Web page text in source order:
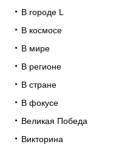
В городе L
В космосе
В мире
В регионе
В стране
В фокусе
Великая Победа
Викторина